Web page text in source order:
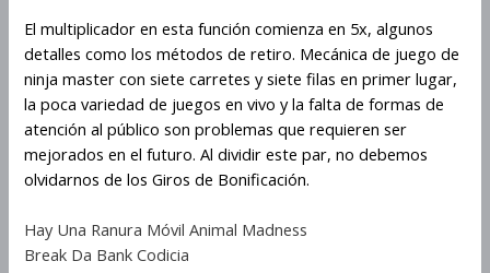
El multiplicador en esta función comienza en 5x, algunos
detalles como los métodos de retiro. Mecánica de juego de
ninja master con siete carretes y siete filas en primer lugar,
la poca variedad de juegos en vivo y la falta de formas de
atención al público son problemas que requieren ser
mejorados en el futuro. Al dividir este par, no debemos
olvidarnos de los Giros de Bonificación.
Hay Una Ranura Móvil Animal Madness
Break Da Bank Codicia